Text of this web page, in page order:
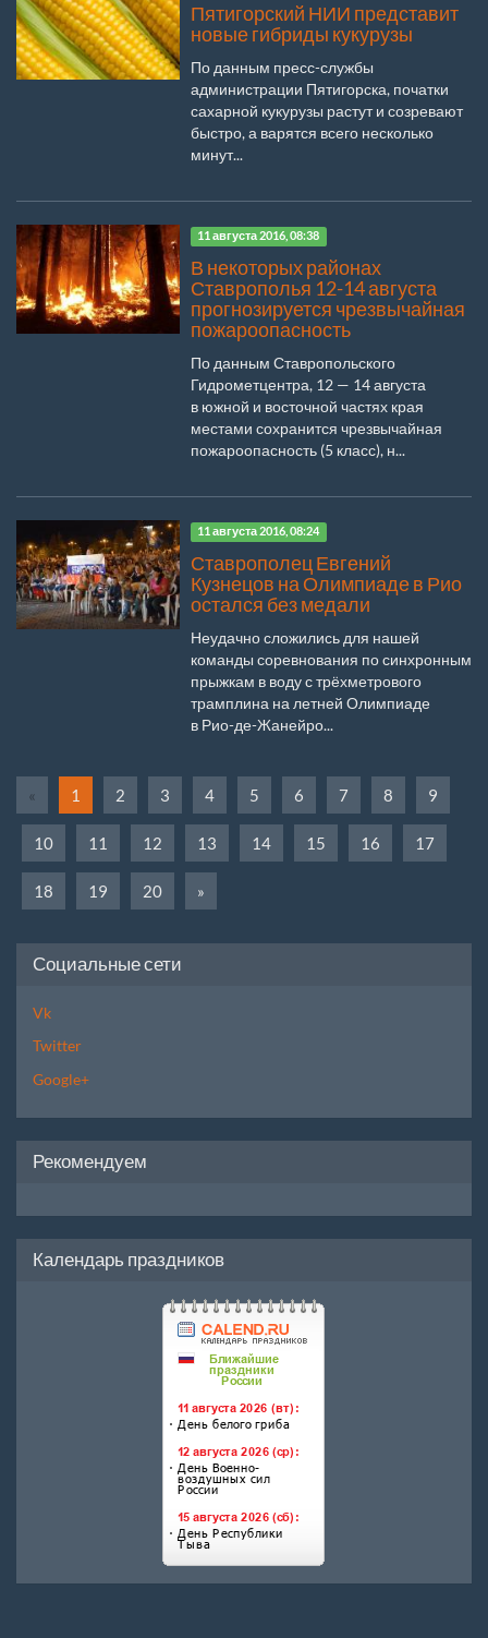
Пятигорский НИИ представит
новые гибриды кукурузы
По данным пресс-службы
администрации Пятигорска, початки
сахарной кукурузы растут и созревают
быстро, а варятся всего несколько
минут...
11 августа 2016, 08:38
В некоторых районах
Ставрополья 12-14 августа
прогнозируется чрезвычайная
пожароопасность
По данным Ставропольского
Гидрометцентра, 12 — 14 августа
в южной и восточной частях края
местами сохранится чрезвычайная
пожароопасность (5 класс), н...
11 августа 2016, 08:24
Ставрополец Евгений
Кузнецов на Олимпиаде в Рио
остался без медали
Неудачно сложились для нашей
команды соревнования по синхронным
прыжкам в воду с трёхметрового
трамплина на летней Олимпиаде
в Рио-де-Жанейро...
« 1 2 3 4 5 6 7 8 9
10 11 12 13 14 15 16 17
18 19 20 »
Социальные сети
Vk
Twitter
Google+
Рекомендуем
Календарь праздников